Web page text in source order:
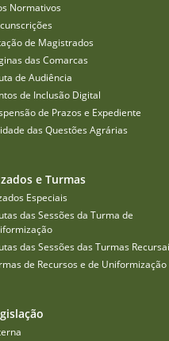
Normativos
de Magistrados
das Comarcas
de Audiência
de Inclusão Digital
de Prazos e Expediente
das Questões Agrárias
e Turmas
Especiais
das Sessões da Turma de
das Sessões das Turmas
de Recursos e de Uniformização